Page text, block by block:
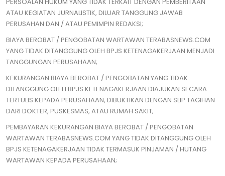
ATAU KEGIATAN JURNALISTIK, DILUAR TANGGUNG JAWAB
PERUSAHAN DAN / ATAU PEMIMPIN REDAKSI;
BIAYA BEROBAT / PENGOBATAN WARTAWAN TERABASNEWS.COM
YANG TIDAK DITANGGUNG OLEH BPJS KETENAGAKERJAAN MENJADI
TANGGUNGAN PERUSAHAAN;
KEKURANGAN BIAYA BEROBAT / PENGOBATAN YANG TIDAK
DITANGGUNG OLEH BPJS KETENAGAKERJAAN DIAJUKAN SECARA
TERTULIS KEPADA PERUSAHAAN, DIBUKTIKAN DENGAN SLIP TAGIHAN
DARI DOKTER, PUSKESMAS, ATAU RUMAH SAKIT;
PEMBAYARAN KEKURANGAN BIAYA BEROBAT / PENGOBATAN
WARTAWAN TERABASNEWS.COM YANG TIDAK DITANGGUNG OLEH
BPJS KETENAGAKERJAAN TIDAK TERMASUK PINJAMAN / HUTANG
WARTAWAN KEPADA PERUSAHAAN;